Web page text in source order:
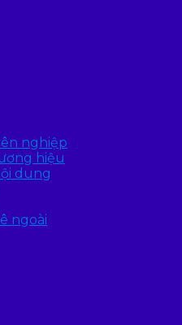
nghiệp
hiệu
dung
ngoài